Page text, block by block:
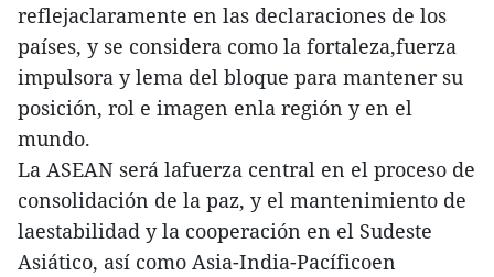
reflejaclaramente en las declaraciones de los
países, y se considera como la fortaleza,fuerza
impulsora y lema del bloque para mantener su
posición, rol e imagen enla región y en el
mundo.
La ASEAN será lafuerza central en el proceso de
consolidación de la paz, y el mantenimiento de
laestabilidad y la cooperación en el Sudeste
Asiático, así como Asia-India-Pacíficoen